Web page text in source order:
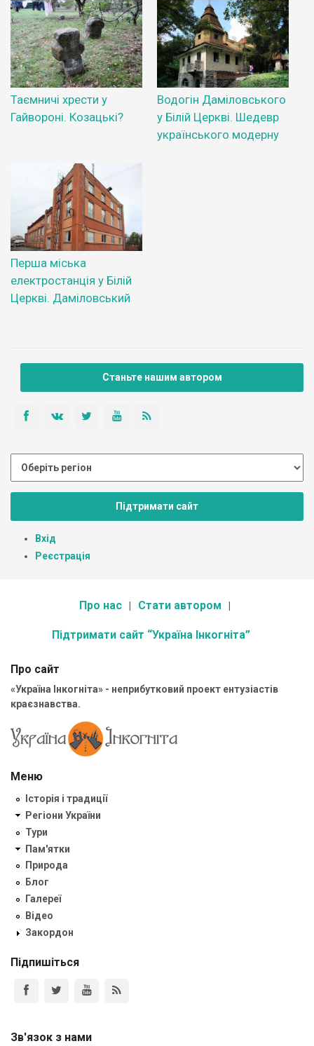
Таємничі хрести у
Гайвороні. Козацькі?
Водогін Даміловського
у Білій Церкві. Шедевр
українського модерну
Перша міська
електростанція у Білій
Церкві. Даміловський
Станьте нашим автором
Підтримати сайт
Вхід
Реєстрація
Про нас Стати автором
Підтримати сайт “Україна Інкогніта”
Про сайт
«Україна Інкогніта» - неприбутковий проект ентузіастів
краєзнавства.
Меню
Історія і традиції
Регіони України
Тури
Пам'ятки
Природа
Блог
Галереї
Відео
Закордон
Підпишіться
Зв'язок з нами